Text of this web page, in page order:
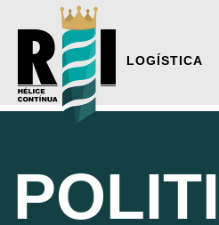
LOGÍSTICA